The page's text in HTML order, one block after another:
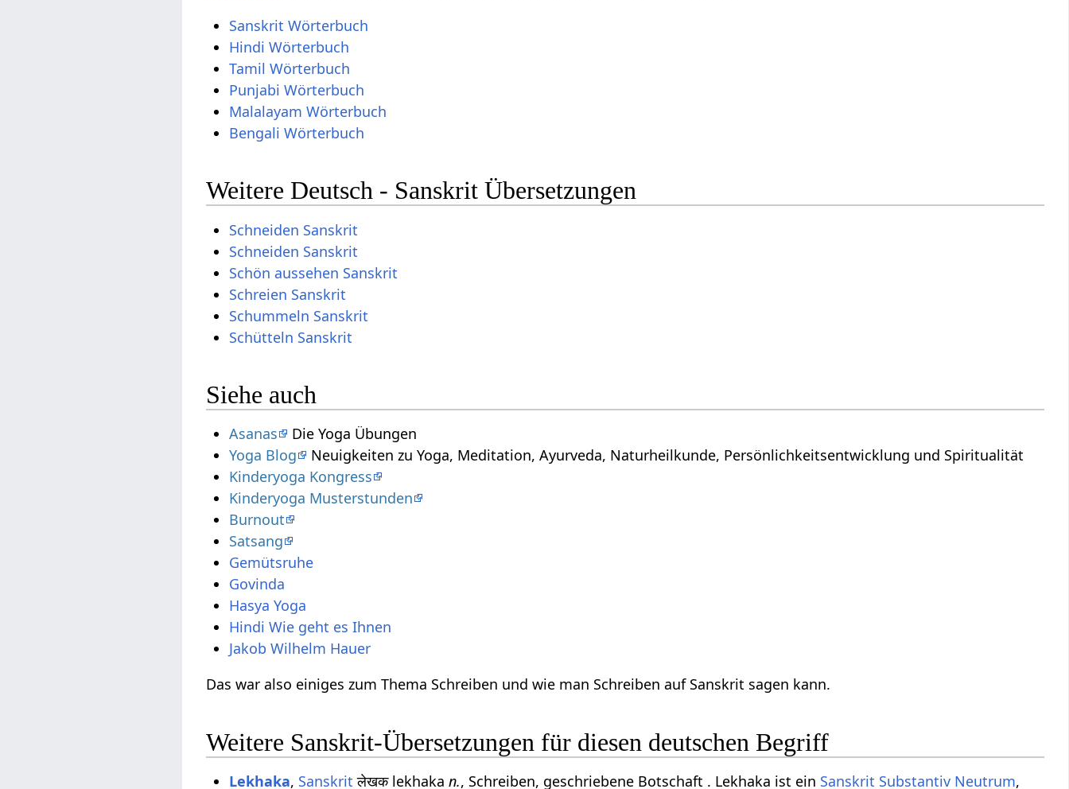
Sanskrit Wörterbuch
Hindi Wörterbuch
Tamil Wörterbuch
Punjabi Wörterbuch
Malalayam Wörterbuch
Bengali Wörterbuch
Weitere Deutsch - Sanskrit Übersetzungen
Schneiden Sanskrit
Schneiden Sanskrit
Schön aussehen Sanskrit
Schreien Sanskrit
Schummeln Sanskrit
Schütteln Sanskrit
Siehe auch
Asanas
Die Yoga Übungen
Yoga Blog
Neuigkeiten zu Yoga, Meditation, Ayurveda, Naturheilkunde, Persönlichkeitsentwicklung und Spiritualität
Kinderyoga Kongress
Kinderyoga Musterstunden
Burnout
Satsang
Gemütsruhe
Govinda
Hasya Yoga
Hindi Wie geht es Ihnen
Jakob Wilhelm Hauer
Das war also einiges zum Thema Schreiben und wie man Schreiben auf Sanskrit sagen kann.
Weitere Sanskrit-Übersetzungen für diesen deutschen Begriff
Lekhaka, Sanskrit लेखक lekhakan., Schreiben, geschriebene Botschaft . Lekhaka ist ein Sanskrit Substantiv Neutrum,